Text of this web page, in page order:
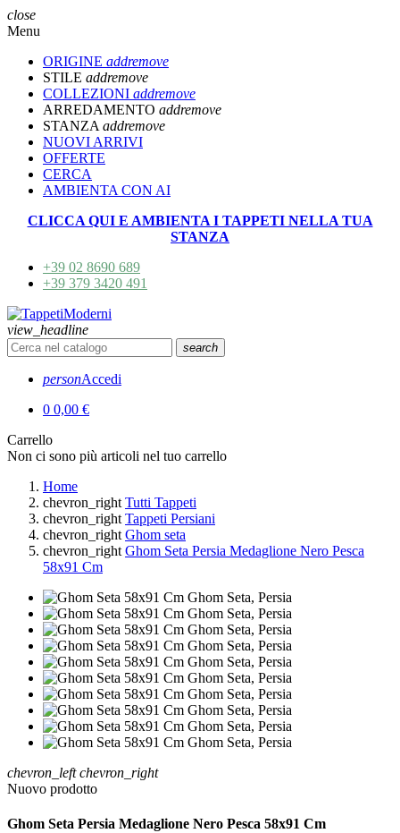
close
Menu
ORIGINE addremove
STILE addremove
COLLEZIONI addremove
ARREDAMENTO addremove
STANZA addremove
NUOVI ARRIVI
OFFERTE
CERCA
AMBIENTA CON AI
CLICCA QUI E AMBIENTA I TAPPETI NELLA TUA
STANZA
+39 02 8690 689
+39 379 3420 491
view_headline
search
personAccedi
0 0,00 €
Carrello
Non ci sono più articoli nel tuo carrello
Home
chevron_right Tutti Tappeti
chevron_right Tappeti Persiani
chevron_right Ghom seta
chevron_right Ghom Seta Persia Medaglione Nero Pesca
58x91 Cm
chevron_left chevron_right
Nuovo prodotto
Ghom Seta Persia Medaglione Nero Pesca 58x91 Cm